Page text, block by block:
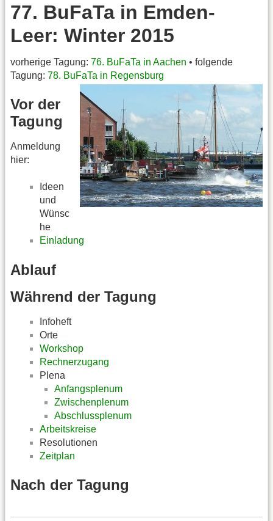
77. BuFaTa in Emden-
Leer: Winter 2015
vorherige Tagung: 76. BuFaTa in Aachen • folgende
Tagung: 78. BuFaTa in Regensburg
Vor der
Tagung
Anmeldung
hier:
Ideen
und
Wünsc
he
Einladung
Ablauf
Während der Tagung
Infoheft
Orte
Workshop
Rechnerzugang
Plena
Anfangsplenum
Zwischenplenum
Abschlussplenum
Arbeitskreise
Resolutionen
Zeitplan
Nach der Tagung